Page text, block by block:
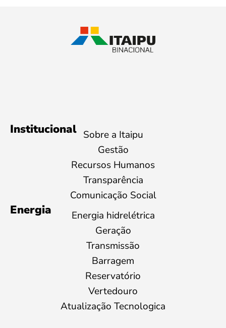
Institucional Sobre a Itaipu
Gestão
Recursos Humanos
Transparência
Comunicação Social
Energia
Energia hidrelétrica
Geração
Transmissão
Barragem
Reservatório
Vertedouro
Atualização Tecnologica